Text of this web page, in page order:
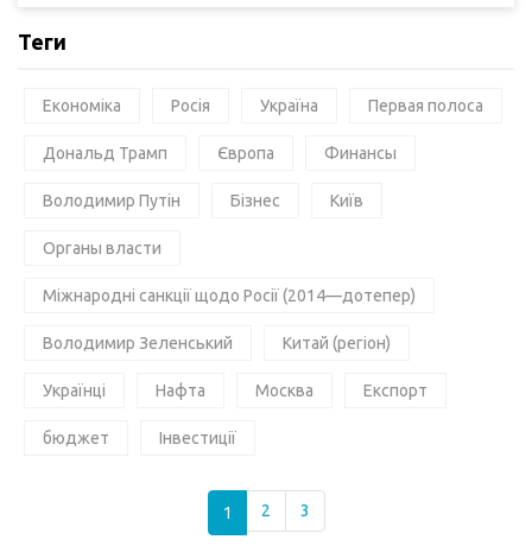
Теги
Економіка Росія Україна Первая полоса
Дональд Трамп Європа Финансы
Володимир Путін Бізнес Київ
Органы власти
Міжнародні санкції щодо Росії (2014—дотепер)
Володимир Зеленський Китай (регіон)
Українці Нафта Москва Експорт
бюджет Інвестиції
1 2 3